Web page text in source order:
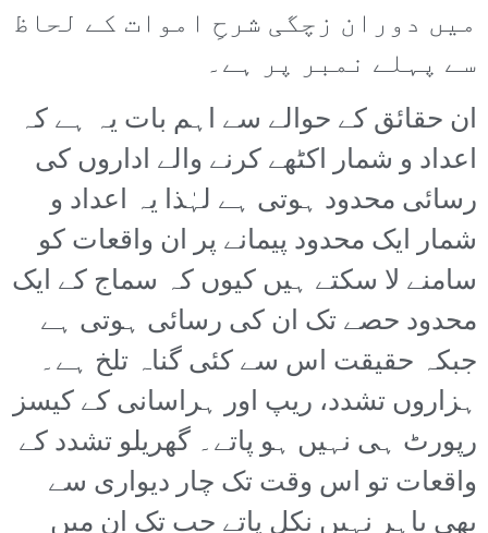
میں دوران زچگی شرحِ اموات کے لحاظ
سے پہلے نمبر پر ہے۔
ان حقائق کے حوالے سے اہم بات یہ ہے کہ
اعداد و شمار اکٹھے کرنے والے اداروں کی
رسائی محدود ہوتی ہے لہٰذا یہ اعداد و
شمار ایک محدود پیمانے پر ان واقعات کو
سامنے لا سکتے ہیں کیوں کہ سماج کے ایک
محدود حصے تک ان کی رسائی ہوتی ہے
جبکہ حقیقت اس سے کئی گناہ تلخ ہے۔
ہزاروں تشدد، ریپ اور ہراسانی کے کیسز
رپورٹ ہی نہیں ہو پاتے۔ گھریلو تشدد کے
واقعات تو اس وقت تک چار دیواری سے